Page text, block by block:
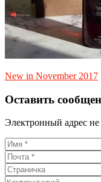
New in November 2017
Оставить
Электронный адрес